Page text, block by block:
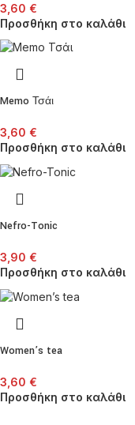
3,60 €
Προσθήκη στο καλάθι
Memo Τσάι
3,60 €
Προσθήκη στο καλάθι
Nefro-Tonic
3,90 €
Προσθήκη στο καλάθι
Women’s tea
3,60 €
Προσθήκη στο καλάθι